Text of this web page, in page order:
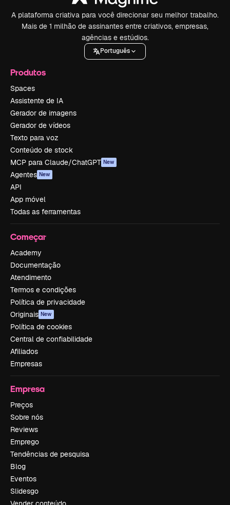
A plataforma criativa para você direcionar seu melhor trabalho.
Mais de 1 milhão de assinantes entre criativos, empresas,
agências e estúdios.
Português
Produtos
Spaces
Assistente de IA
Gerador de imagens
Gerador de vídeos
Texto para voz
Conteúdo de stock
MCP para Claude/ChatGPT New
Agentes New
API
App móvel
Todas as ferramentas
Começar
Academy
Documentação
Atendimento
Termos e condições
Política de privacidade
Originais New
Política de cookies
Central de confiabilidade
Afiliados
Empresas
Empresa
Preços
Sobre nós
Reviews
Emprego
Tendências de pesquisa
Blog
Eventos
Slidesgo